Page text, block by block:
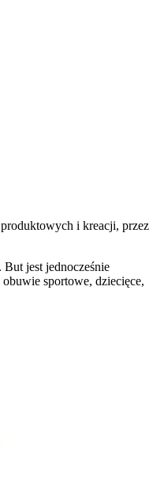
i kreacji, przez
jest jednocześnie
sportowe, dziecięce,